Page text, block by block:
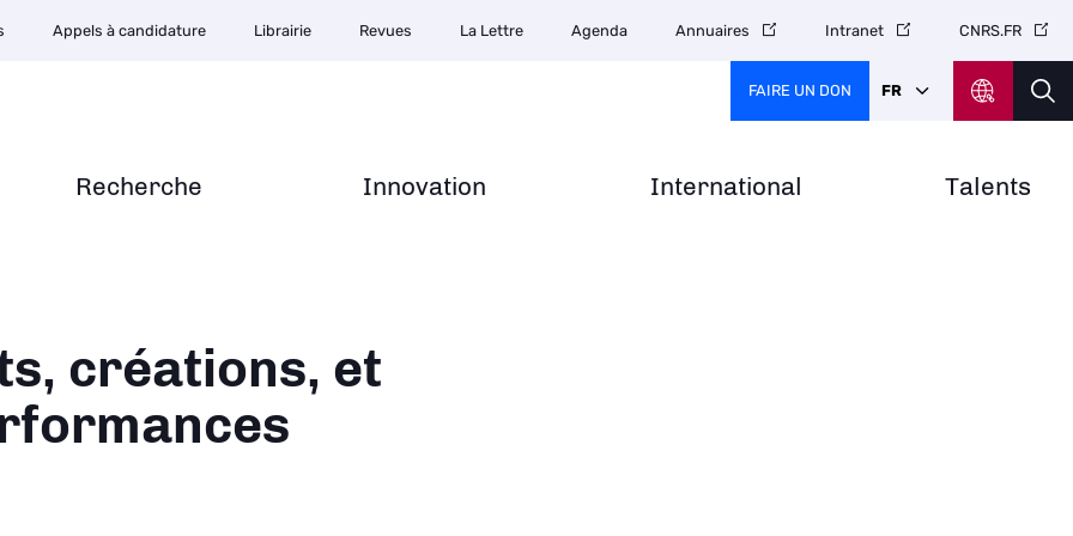
Recherche Innovation International Talents
Appels à candidature Librairie Revues La Lettre Agenda Annuaires Intranet CNRS.FR
FAIRE UN DON FR
créations, et